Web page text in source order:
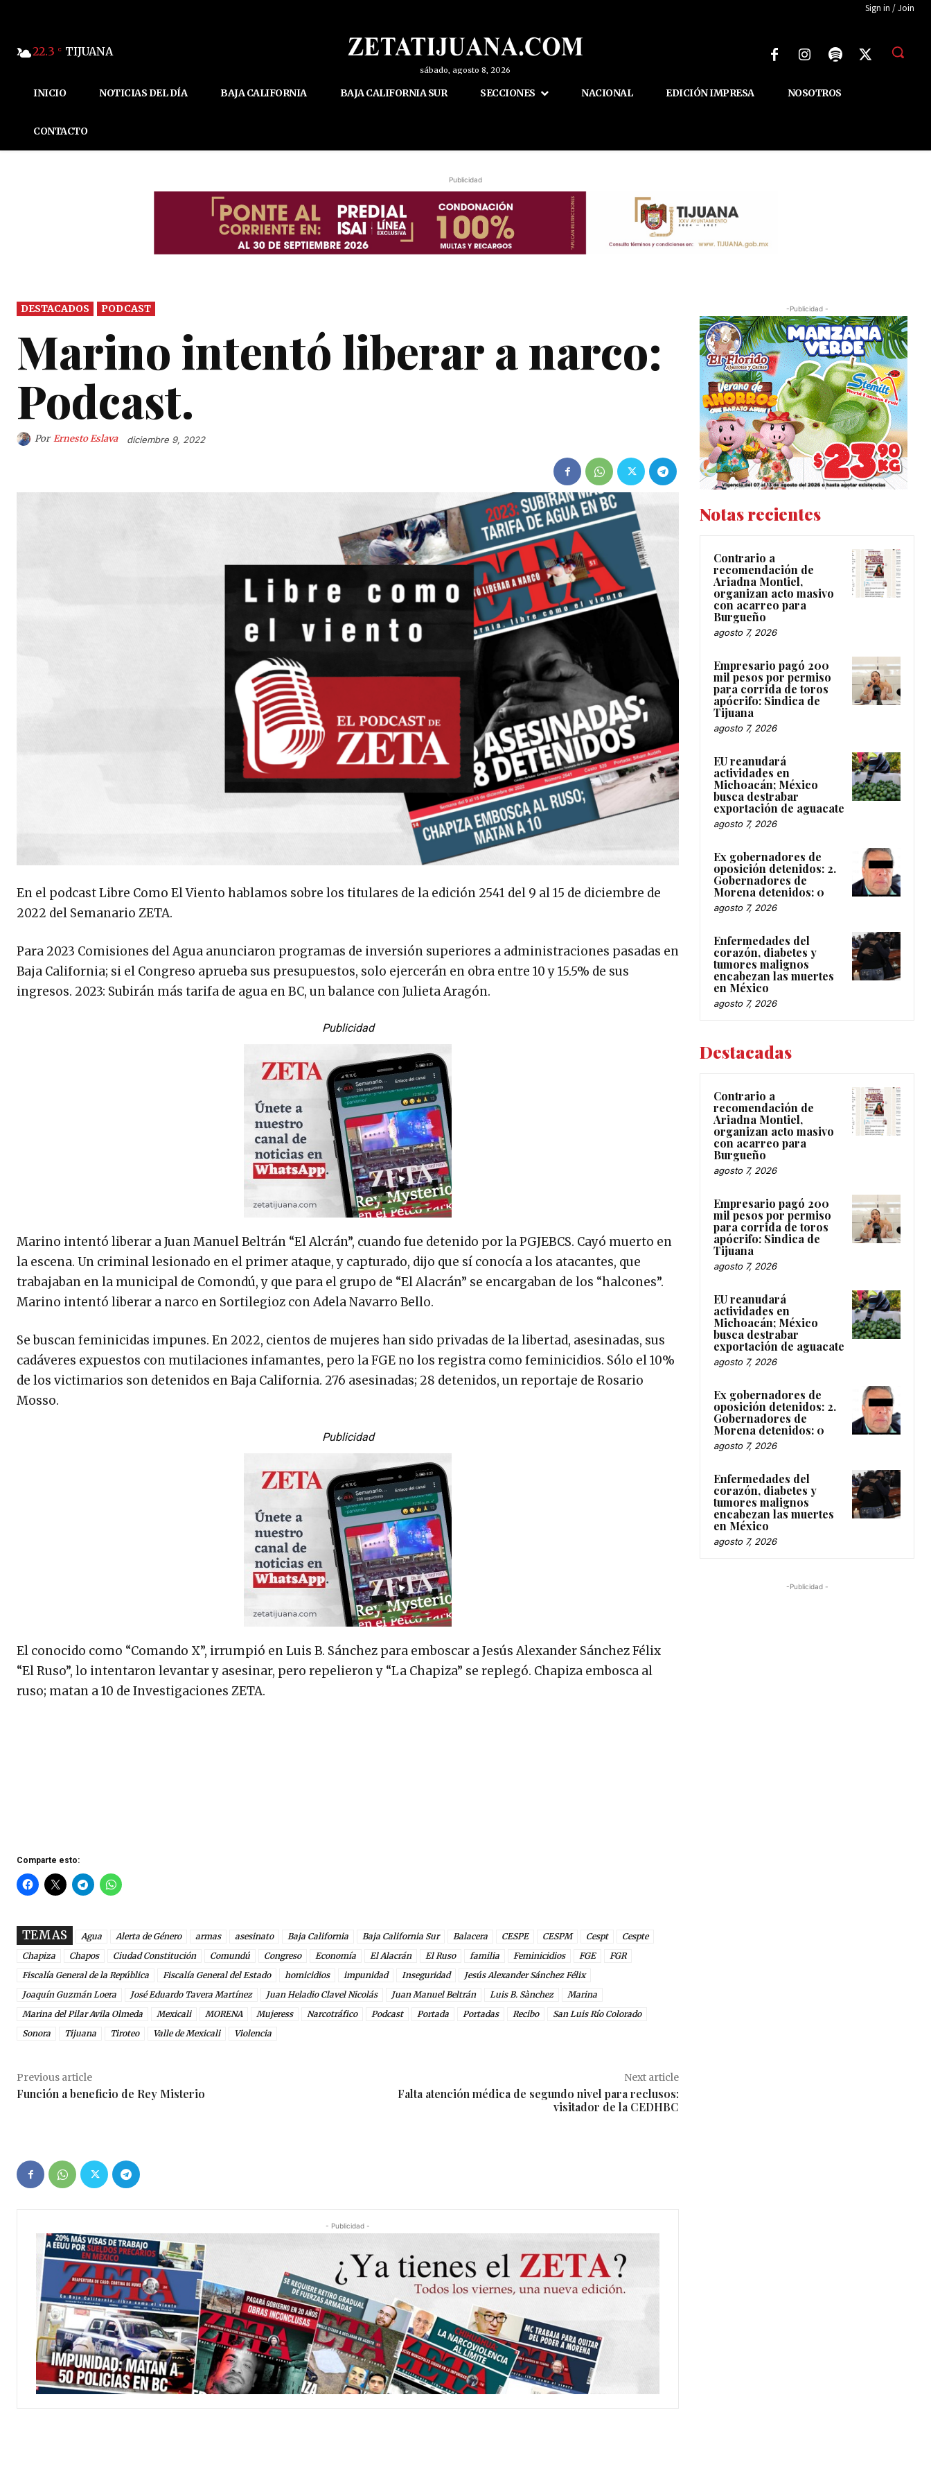
Sign in / Join
22.3 C TIJUANA
sábado, agosto 8, 2026
INICIO NOTICIAS DEL DÍA BAJA CALIFORNIA BAJA CALIFORNIA SUR SECCIONES NACIONAL EDICIÓN IMPRESA NOSOTROS
CONTACTO
Publicidad
DESTACADOS PODCAST
Marino intentó liberar a narco:
Podcast.
Por Ernesto Eslava diciembre 9, 2022
En el podcast Libre Como El Viento hablamos sobre los titulares de la edición 2541 del 9 al 15 de diciembre de
2022 del Semanario ZETA.
Para 2023 Comisiones del Agua anunciaron programas de inversión superiores a administraciones pasadas en
Baja California; si el Congreso aprueba sus presupuestos, solo ejercerán en obra entre 10 y 15.5% de sus
ingresos. 2023: Subirán más tarifa de agua en BC, un balance con Julieta Aragón.
Publicidad
Marino intentó liberar a Juan Manuel Beltrán “El Alcrán”, cuando fue detenido por la PGJEBCS. Cayó muerto en
la escena. Un criminal lesionado en el primer ataque, y capturado, dijo que sí conocía a los atacantes, que
trabajaban en la municipal de Comondú, y que para el grupo de “El Alacrán” se encargaban de los “halcones”.
Marino intentó liberar a narco en Sortilegioz con Adela Navarro Bello.
Se buscan feminicidas impunes. En 2022, cientos de mujeres han sido privadas de la libertad, asesinadas, sus
cadáveres expuestos con mutilaciones infamantes, pero la FGE no los registra como feminicidios. Sólo el 10%
de los victimarios son detenidos en Baja California. 276 asesinadas; 28 detenidos, un reportaje de Rosario
Mosso.
Publicidad
El conocido como “Comando X”, irrumpió en Luis B. Sánchez para emboscar a Jesús Alexander Sánchez Félix
“El Ruso”, lo intentaron levantar y asesinar, pero repelieron y “La Chapiza” se replegó. Chapiza embosca al
ruso; matan a 10 de Investigaciones ZETA.
Comparte esto:
TEMAS Agua Alerta de Género armas asesinato Baja California Baja California Sur Balacera CESPE CESPM Cespt
Cespte
Chapiza
Chapos Ciudad Constitución Comundú Congreso Economía El Alacrán El Ruso familia Feminicidios FGE
FGR
Fiscalía General de la República
Fiscalía General del Estado homicidios impunidad Inseguridad
Jesús Alexander Sánchez Félix
Joaquín Guzmán Loera
José Eduardo Tavera Martínez Juan Heladio Clavel Nicolás Juan Manuel Beltrán Luis B. Sànchez
Marina
Marina del Pilar Avila Olmeda
Mexicali MORENA Mujeress Narcotráfico Podcast Portada Portadas Recibo
San Luis Río Colorado
Sonora
Tijuana Tiroteo Valle de Mexicali Violencia
Previous article
Función a beneficio de Rey Misterio
Next article
Falta atención médica de segundo nivel para reclusos:
visitador de la CEDHBC
- Publicidad -
-Publicidad -
Notas recientes
Contrario a
recomendación de
Ariadna Montiel,
organizan acto masivo
con acarreo para
Burgueño
agosto 7, 2026
Empresario pagó 200
mil pesos por permiso
para corrida de toros
apócrifo: Sindica de
Tijuana
agosto 7, 2026
EU reanudará
actividades en
Michoacán; México
busca destrabar
exportación de aguacate
agosto 7, 2026
Ex gobernadores de
oposición detenidos: 2.
Gobernadores de
Morena detenidos: 0
agosto 7, 2026
Enfermedades del
corazón, diabetes y
tumores malignos
encabezan las muertes
en México
agosto 7, 2026
Destacadas
Contrario a
recomendación de
Ariadna Montiel,
organizan acto masivo
con acarreo para
Burgueño
agosto 7, 2026
Empresario pagó 200
mil pesos por permiso
para corrida de toros
apócrifo: Sindica de
Tijuana
agosto 7, 2026
EU reanudará
actividades en
Michoacán; México
busca destrabar
exportación de aguacate
agosto 7, 2026
Ex gobernadores de
oposición detenidos: 2.
Gobernadores de
Morena detenidos: 0
agosto 7, 2026
Enfermedades del
corazón, diabetes y
tumores malignos
encabezan las muertes
en México
agosto 7, 2026
-Publicidad -